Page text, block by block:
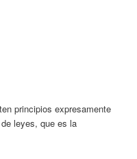
principios expresamente
leyes, que es la